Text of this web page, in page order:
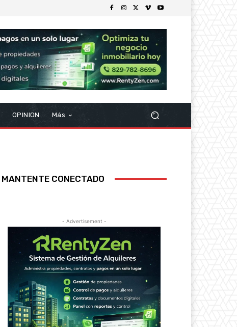
OPINION Más
MANTENTE CONECTADO
- Advertisement -